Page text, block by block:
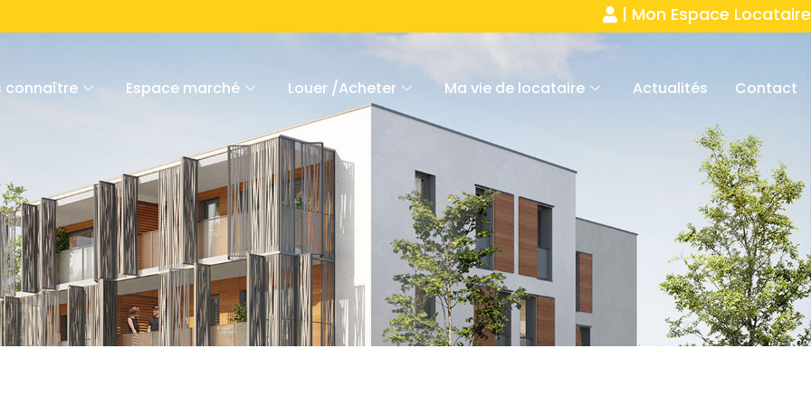
| Mon Espace Locataire
connaître Espace marché Louer /Acheter Ma vie de locataire Actualités Contact